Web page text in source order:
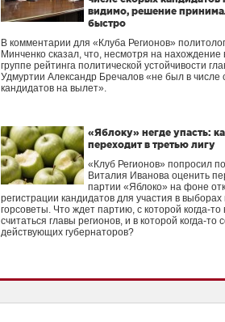
видимо, решение
быстро
В комментарии для «Клуба Регионов»
Минченко сказал, что, несмотря на нахождение
группе рейтинга политической устойчивости
Удмуртии Александр Бречалов «не был в числе
кандидатов на вылет».
«Яблоку» негде упасть:
переходит в третью лигу
«Клуб Регионов» попросил
Виталия Иванова оценить
партии «Яблоко» на фоне
регистрации кандидатов для участия в выборах
горсоветы. Что ждет партию, с которой когда-
считаться главы регионов, и в которой когда-то
действующих губернаторов?